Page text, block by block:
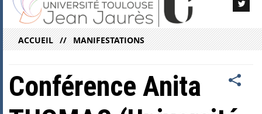
ACCUEIL MANIFESTATIONS
Conférence Anita